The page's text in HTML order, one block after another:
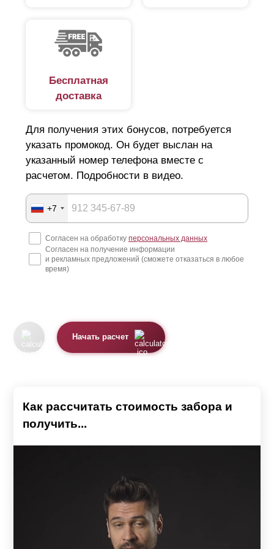
проводятся точные замеры. Кроме этого, мы
предоставляем возможность купить у нас полный
Бесплатная
доставка
Для получения этих бонусов, потребуется
указать промокод. Он будет выслан на
указанный номер телефона вместе с
расчетом. Подробности в видео.
+7
Согласен на обработку персональных данных
Согласен на получение информации
и рекламных предложений (сможете отказаться в любое
время)
Начать расчет
Как рассчитать стоимость забора и
получить...